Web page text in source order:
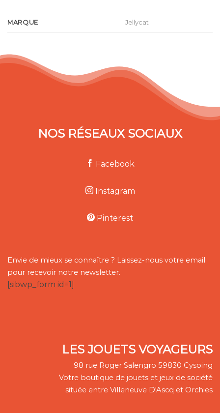
MARQUE Jellycat
NOS RÉSEAUX SOCIAUX
Facebook
Instagram
Pinterest
Envie de mieux se connaître ? Laissez-nous votre email
pour recevoir notre newsletter.
[sibwp_form id=1]
LES JOUETS VOYAGEURS
98 rue Roger Salengro 59830 Cysoing
Votre boutique de jouets et jeux de société
située entre Villeneuve D'Ascq et Orchies